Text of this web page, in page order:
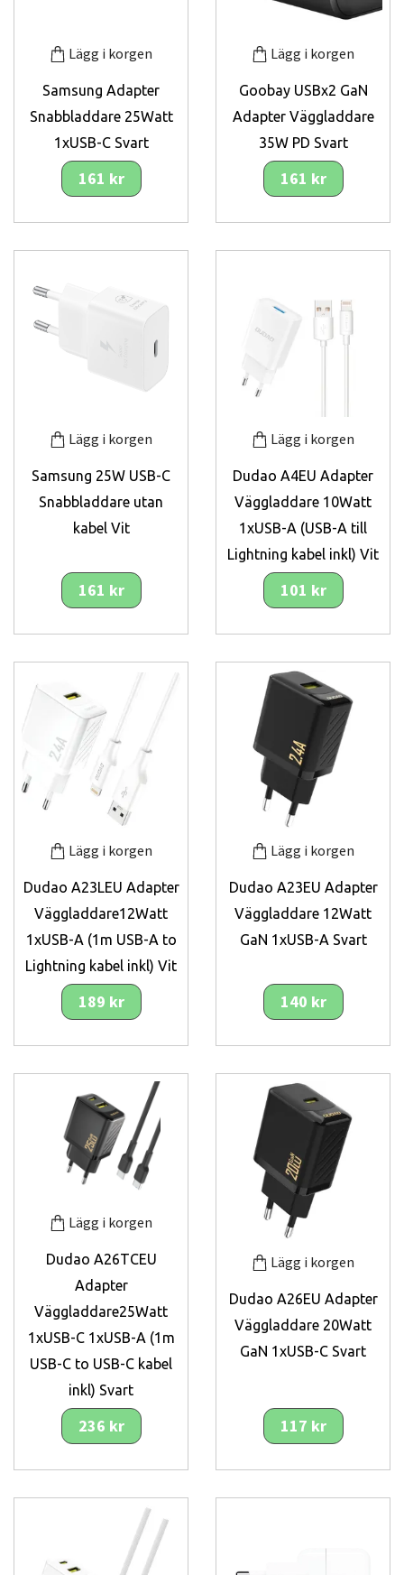
Lägg i korgen
Samsung Adapter
Snabbladdare 25Watt
1xUSB-C Svart
161 kr
Lägg i korgen
Goobay USBx2 GaN
Adapter Väggladdare
35W PD Svart
161 kr
Lägg i korgen
Samsung 25W USB-C
Snabbladdare utan
kabel Vit
161 kr
Lägg i korgen
Dudao A4EU Adapter
Väggladdare 10Watt
1xUSB-A (USB-A till
Lightning kabel inkl) Vit
101 kr
Lägg i korgen
Dudao A23LEU Adapter
Väggladdare12Watt
1xUSB-A (1m USB-A to
Lightning kabel inkl) Vit
189 kr
Lägg i korgen
Dudao A23EU Adapter
Väggladdare 12Watt
GaN 1xUSB-A Svart
140 kr
Lägg i korgen
Dudao A26TCEU
Adapter
Väggladdare25Watt
1xUSB-C 1xUSB-A (1m
USB-C to USB-C kabel
inkl) Svart
236 kr
Lägg i korgen
Dudao A26EU Adapter
Väggladdare 20Watt
GaN 1xUSB-C Svart
117 kr